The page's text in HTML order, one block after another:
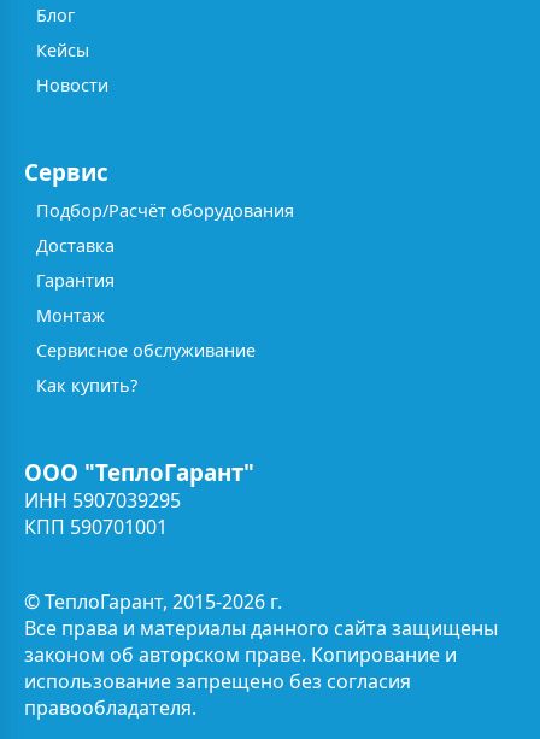
Блог
Кейсы
Новости
Сервис
Подбор/Расчёт оборудования
Доставка
Гарантия
Монтаж
Сервисное обслуживание
Как купить?
ООО "ТеплоГарант"
ИНН 5907039295
КПП 590701001
© ТеплоГарант, 2015-2026 г.
Все права и материалы данного сайта защищены
законом об авторском праве. Копирование и
использование запрещено без согласия
правообладателя.